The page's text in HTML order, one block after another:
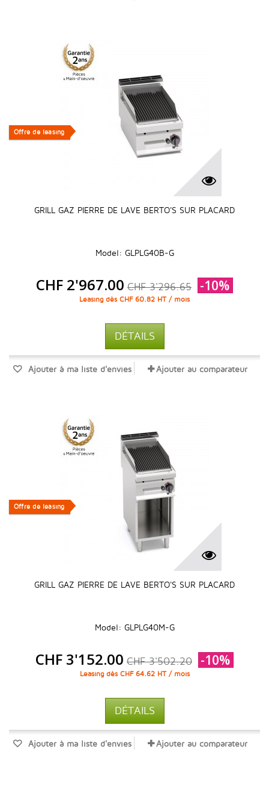
Offre de leasing
Offre de leasing
GRILL GAZ PIERRE DE LAVE BERTO'S SUR PLACARD
Model: GLPLG40B-G
CHF 2'967.00 CHF 3'296.65 -10%
Leasing dès CHF 60.82 HT / mois
DÉTAILS
Ajouter à ma liste d'envies Ajouter au comparateur
Offre de leasing
Offre de leasing
GRILL GAZ PIERRE DE LAVE BERTO'S SUR PLACARD
Model: GLPLG40M-G
CHF 3'152.00 CHF 3'502.20 -10%
Leasing dès CHF 64.62 HT / mois
DÉTAILS
Ajouter à ma liste d'envies Ajouter au comparateur